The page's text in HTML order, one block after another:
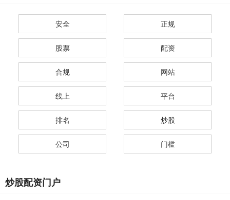
安全 正规
股票 配资
合规 网站
线上 平台
排名 炒股
公司 门槛
炒股配资门户